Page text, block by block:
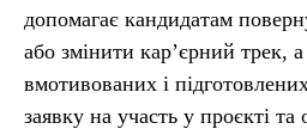
допомагає кандидатам
або змінити кар’єрний трек,
вмотивованих і
заявку на участь у проєкті та